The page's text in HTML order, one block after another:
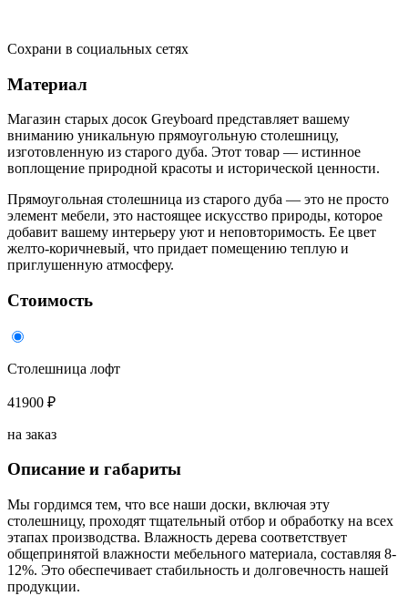
Сохрани в социальных сетях
Материал
Магазин старых досок Greyboard представляет вашему
вниманию уникальную прямоугольную столешницу,
изготовленную из старого дуба. Этот товар — истинное
воплощение природной красоты и исторической ценности.
Прямоугольная столешница из старого дуба — это не просто
элемент мебели, это настоящее искусство природы, которое
добавит вашему интерьеру уют и неповторимость. Ее цвет
желто-коричневый, что придает помещению теплую и
приглушенную атмосферу.
Стоимость
Столешница лофт
41900 ₽
на заказ
Описание и габариты
Мы гордимся тем, что все наши доски, включая эту
столешницу, проходят тщательный отбор и обработку на всех
этапах производства. Влажность дерева соответствует
общепринятой влажности мебельного материала, составляя 8-
12%. Это обеспечивает стабильность и долговечность нашей
продукции.